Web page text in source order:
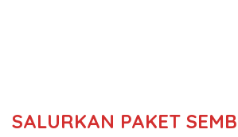
SALURKAN PAKET